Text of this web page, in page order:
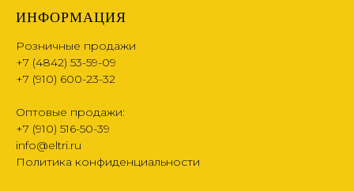
ИНФОРМАЦИЯ
Розничные продажи
+7 (4842) 53-59-09
+7 (910) 600-23-32
Оптовые продажи:
+7 (910) 516-50-39
info@eltri.ru
Политика конфиденциальности